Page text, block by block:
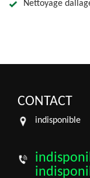
Nettoyage
CONTACT
indisponible